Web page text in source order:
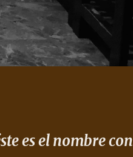
es el nombre con